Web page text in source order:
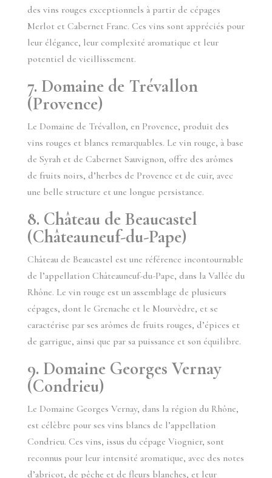
des vins rouges exceptionnels à partir de cépages
Merlot et Cabernet Franc. Ces vins sont appréciés pour
leur élégance, leur complexité aromatique et leur
potentiel de vieillissement.
7. Domaine de Trévallon
(Provence)
Le Domaine de Trévallon, en Provence, produit des
vins rouges et blancs remarquables. Le vin rouge, à base
de Syrah et de Cabernet Sauvignon, offre des arômes
de fruits noirs, d’herbes de Provence et de cuir, avec
une belle structure et une longue persistance.
8. Château de Beaucastel
(Châteauneuf-du-Pape)
Château de Beaucastel est une référence incontournable
de l’appellation Châteauneuf-du-Pape, dans la Vallée du
Rhône. Le vin rouge est un assemblage de plusieurs
cépages, dont le Grenache et le Mourvèdre, et se
caractérise par ses arômes de fruits rouges, d’épices et
de garrigue, ainsi que par sa puissance et son équilibre.
9. Domaine Georges Vernay
(Condrieu)
Le Domaine Georges Vernay, dans la région du Rhône,
est célèbre pour ses vins blancs de l’appellation
Condrieu. Ces vins, issus du cépage Viognier, sont
reconnus pour leur intensité aromatique, avec des notes
d’abricot, de pêche et de fleurs blanches, et leur